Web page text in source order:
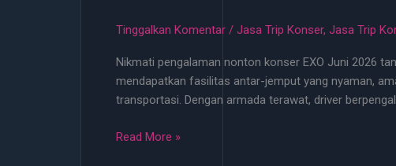
Tinggalkan Komentar / Jasa Trip Konser, Jasa Trip
Nikmati pengalaman nonton konser EXO Juni 2026
mendapatkan fasilitas antar-jemput yang nyaman,
transportasi. Dengan armada terawat, driver
Jasa
Read More »